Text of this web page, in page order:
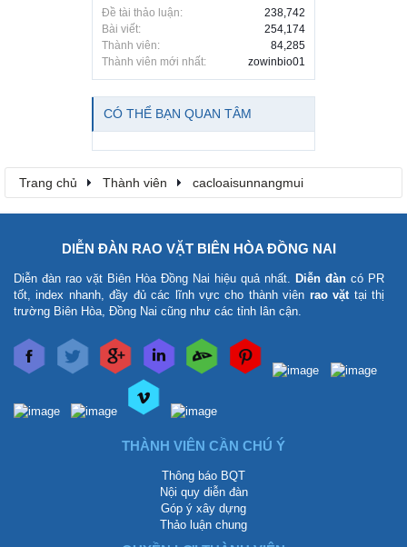
Đề tài thảo luận:
238,742
Bài viết:
254,174
Thành viên:
84,285
Thành viên mới nhất:
zowinbio01
CÓ THỂ BẠN QUAN TÂM
Trang chủ Thành viên cacloaisunnangmui
DIỄN ĐÀN RAO VẶT BIÊN HÒA ĐỒNG NAI
Diễn đàn rao vặt Biên Hòa Đồng Nai hiệu quả nhất. Diễn đàn có PR
tốt, index nhanh, đầy đủ các lĩnh vực cho thành viên rao vặttại thị
trường Biên Hòa, Đồng Nai cũng như các tỉnh lân cận.
THÀNH VIÊN CẦN CHÚ Ý
Thông báo BQT
Nội quy diễn đàn
Góp ý xây dựng
Thảo luận chung